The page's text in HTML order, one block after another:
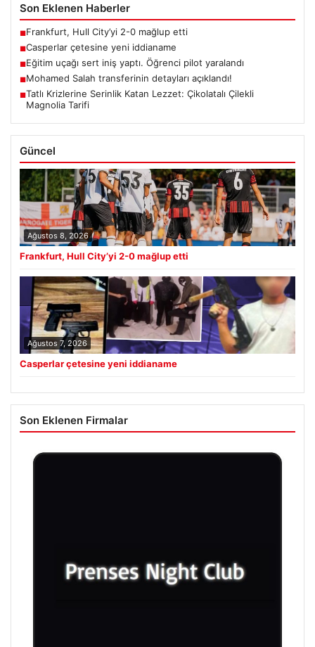
Son Eklenen Haberler
■Frankfurt, Hull City’yi 2-0 mağlup etti
■Casperlar çetesine yeni iddianame
■Eğitim uçağı sert iniş yaptı. Öğrenci pilot yaralandı
■Mohamed Salah transferinin detayları açıklandı!
■Tatlı Krizlerine Serinlik Katan Lezzet: Çikolatalı Çilekli
Magnolia Tarifi
Güncel
Ağustos 8, 2026
Frankfurt, Hull City’yi 2-0 mağlup etti
Ağustos 7, 2026
Casperlar çetesine yeni iddianame
Son Eklenen Firmalar